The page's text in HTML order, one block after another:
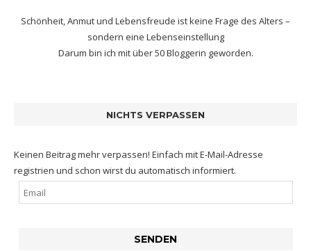
Schönheit, Anmut und Lebensfreude ist keine Frage des Alters –
sondern eine Lebenseinstellung
Darum bin ich mitüber 50 Bloggerin geworden.
NICHTS VERPASSEN
Keinen Beitrag mehr verpassen! Einfach mit E-Mail-Adresse
registrien und schon wirst du automatisch informiert.